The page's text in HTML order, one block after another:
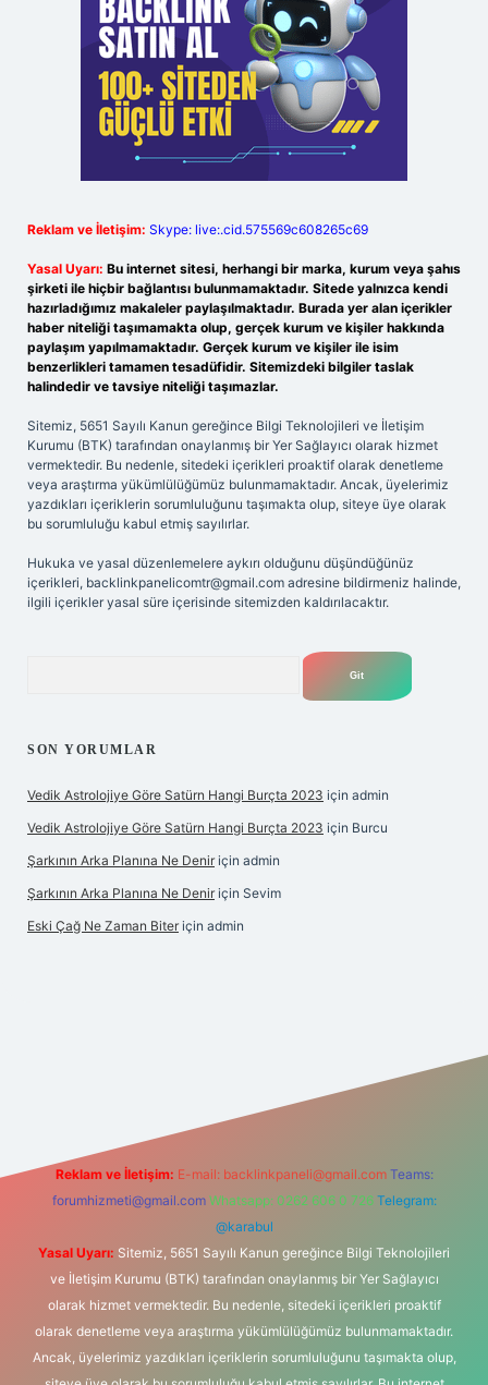
Reklam ve İletişim: Skype: live:.cid.575569c608265c69
Yasal Uyarı: Bu internet sitesi, herhangi bir marka, kurum veya şahıs
şirketi ile hiçbir bağlantısı bulunmamaktadır. Sitede yalnızca kendi
hazırladığımız makaleler paylaşılmaktadır. Burada yer alan içerikler
haber niteliği taşımamakta olup, gerçek kurum ve kişiler hakkında
paylaşım yapılmamaktadır. Gerçek kurum ve kişiler ile isim
benzerlikleri tamamen tesadüfidir. Sitemizdeki bilgiler taslak
halindedir ve tavsiye niteliği taşımazlar.
Sitemiz, 5651 Sayılı Kanun gereğince Bilgi Teknolojileri ve İletişim
Kurumu (BTK) tarafından onaylanmış bir Yer Sağlayıcı olarak hizmet
vermektedir. Bu nedenle, sitedeki içerikleri proaktif olarak denetleme
veya araştırma yükümlülüğümüz bulunmamaktadır. Ancak, üyelerimiz
yazdıkları içeriklerin sorumluluğunu taşımakta olup, siteye üye olarak
bu sorumluluğu kabul etmiş sayılırlar.
Hukuka ve yasal düzenlemelere aykırı olduğunu düşündüğünüz
içerikleri, backlinkpanelicomtr@gmail.com adresine bildirmeniz halinde,
ilgili içerikler yasal süre içerisinde sitemizden kaldırılacaktır.
SON YORUMLAR
Vedik Astrolojiye Göre Satürn Hangi Burçta 2023 için admin
Vedik Astrolojiye Göre Satürn Hangi Burçta 2023 için Burcu
Şarkının Arka Planına Ne Denir için admin
Şarkının Arka Planına Ne Denir için Sevim
Eski Çağ Ne Zaman Biter için admin
Reklam ve İletişim: E-mail: backlinkpaneli@gmail.com Teams:
forumhizmeti@gmail.com Whatsapp: 0262 606 0 726 Telegram:
@karabul
Yasal Uyarı: Sitemiz, 5651 Sayılı Kanun gereğince Bilgi Teknolojileri
ve İletişim Kurumu (BTK) tarafından onaylanmış bir Yer Sağlayıcı
olarak hizmet vermektedir. Bu nedenle, sitedeki içerikleri proaktif
olarak denetleme veya araştırma yükümlülüğümüz bulunmamaktadır.
Ancak, üyelerimiz yazdıkları içeriklerin sorumluluğunu taşımakta olup,